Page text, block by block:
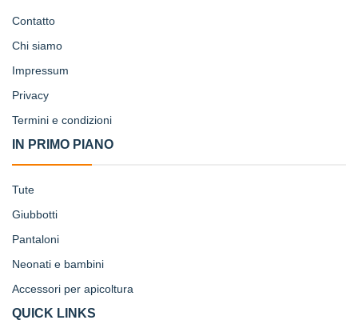
Contatto
Chi siamo
Impressum
Privacy
Termini e condizioni
IN PRIMO PIANO
Tute
Giubbotti
Pantaloni
Neonati e bambini
Accessori per apicoltura
QUICK LINKS